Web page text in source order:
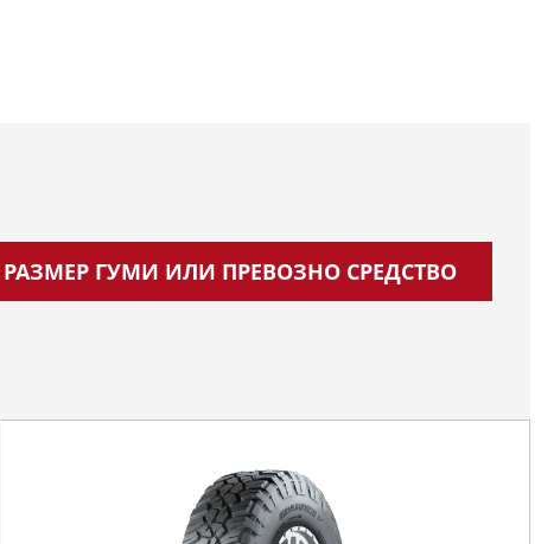
РАЗМЕР ГУМИ ИЛИ ПРЕВОЗНО СРЕДСТВО